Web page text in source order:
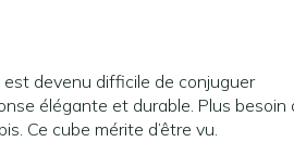
devenu difficile de conjuguer
élégante et durable. Plus besoin
Ce cube mérite d’être vu.